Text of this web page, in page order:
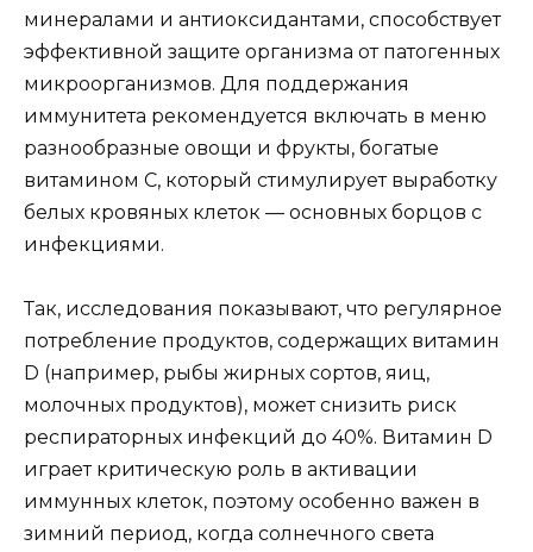
минералами и антиоксидантами, способствует
эффективной защите организма от патогенных
микроорганизмов. Для поддержания
иммунитета рекомендуется включать в меню
разнообразные овощи и фрукты, богатые
витамином С, который стимулирует выработку
белых кровяных клеток — основных борцов с
инфекциями.
Так, исследования показывают, что регулярное
потребление продуктов, содержащих витамин
D (например, рыбы жирных сортов, яиц,
молочных продуктов), может снизить риск
респираторных инфекций до 40%. Витамин D
играет критическую роль в активации
иммунных клеток, поэтому особенно важен в
зимний период, когда солнечного света